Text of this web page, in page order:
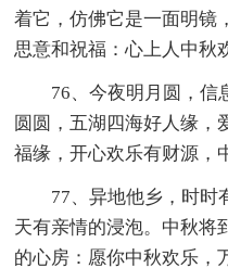
着它，仿佛它是一面明镜
思意和祝福：心上人中秋
76、今夜明月圆，信
圆圆，五湖四海好人缘，
福缘，开心欢乐有财源，
77、异地他乡，时时
天有亲情的浸泡。中秋将
的心房：愿你中秋欢乐，